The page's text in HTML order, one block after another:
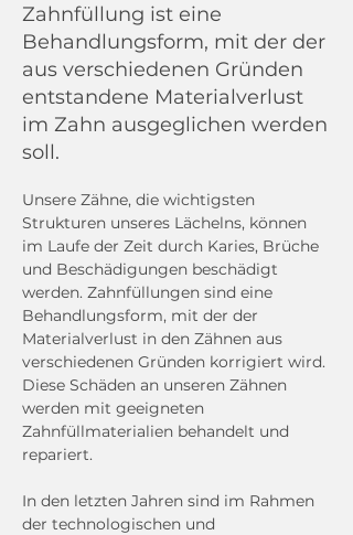
Zahnfüllung ist eine
Behandlungsform, mit der der
aus verschiedenen Gründen
entstandene Materialverlust
im Zahn ausgeglichen werden
soll.
Unsere Zähne, die wichtigsten
Strukturen unseres Lächelns, können
im Laufe der Zeit durch Karies, Brüche
und Beschädigungen beschädigt
werden. Zahnfüllungen sind eine
Behandlungsform, mit der der
Materialverlust in den Zähnen aus
verschiedenen Gründen korrigiert wird.
Diese Schäden an unseren Zähnen
werden mit geeigneten
Zahnfüllmaterialien behandelt und
repariert.
In den letzten Jahren sind im Rahmen
der technologischen und